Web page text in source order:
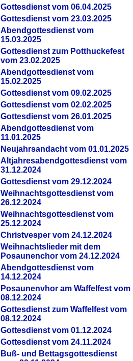
Gottesdienst vom 06.04.2025
Gottesdienst vom 23.03.2025
Abendgottesdienst vom
15.03.2025
Gottesdienst zum Potthuckefest
vom 23.02.2025
Abendgottesdienst vom
15.02.2025
Gottesdienst vom 09.02.2025
Gottesdienst vom 02.02.2025
Gottesdienst vom 26.01.2025
Abendgottesdienst vom
11.01.2025
Neujahrsandacht vom 01.01.2025
Altjahresabendgottesdienst vom
31.12.2024
Gottesdienst vom 29.12.2024
Weihnachtsgottesdienst vom
26.12.2024
Weihnachtsgottesdienst vom
25.12.2024
Christvesper vom 24.12.2024
Weihnachtslieder mit dem
Posaunenchor vom 24.12.2024
Abendgottesdienst vom
14.12.2024
Posaunenvhor am Waffelfest vom
08.12.2024
Gottesdienst zum Waffelfest vom
08.12.2024
Gottesdienst vom 01.12.2024
Gottesdienst vom 24.11.2024
Buß- und Bettagsgottesdienst